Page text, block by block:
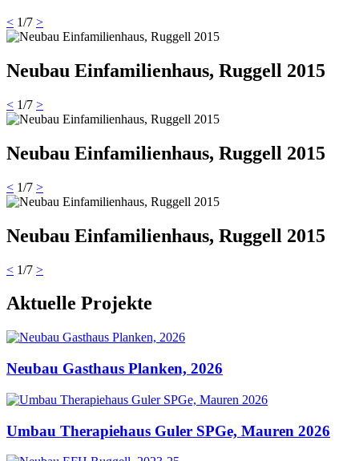
< 1/7 >
Neubau Einfamilienhaus, Ruggell 2015
< 1/7 >
Neubau Einfamilienhaus, Ruggell 2015
< 1/7 >
Neubau Einfamilienhaus, Ruggell 2015
< 1/7 >
Aktuelle Projekte
Neubau Gasthaus Planken, 2026
Umbau Therapiehaus Guler SPGe, Mauren 2026